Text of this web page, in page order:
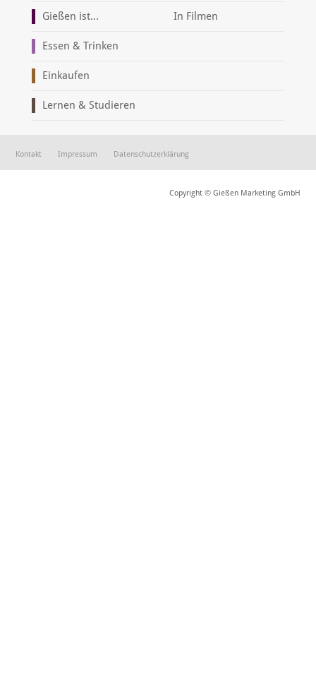
Gießen ist... In Filmen
Essen & Trinken
Einkaufen
Lernen & Studieren
Kontakt Impressum Datenschutzerklärung
Copyright © Gießen Marketing GmbH